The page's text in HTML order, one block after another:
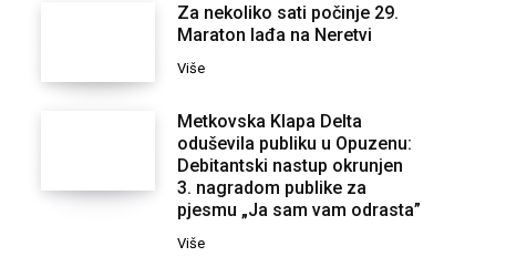
Za nekoliko sati počinje 29.
Maraton lađa na Neretvi
Više
Metkovska Klapa Delta
oduševila publiku u Opuzenu:
Debitantski nastup okrunjen
3. nagradom publike za
pjesmu „Ja sam vam odrasta”
Više